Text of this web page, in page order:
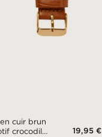
cuir brun
crocodile
19,95 €